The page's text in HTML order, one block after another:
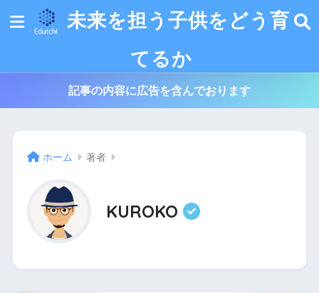
未来を担う子供をどう育
てるか
記事の内容に広告を含んでおります
ホーム 著者
KUROKO